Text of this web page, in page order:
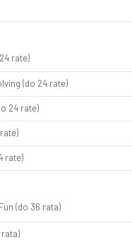
rate)
(do 24 rate)
24 rate)
rate)
(do 36 rata)